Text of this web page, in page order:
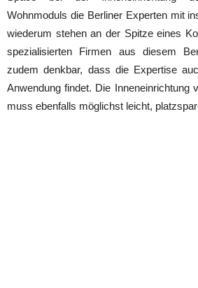
Wohnmoduls die Berliner Experten mit
wiederum stehen an der Spitze eines
spezialisierten Firmen aus diesem
zudem denkbar, dass die Expertise
Anwendung findet. Die Inneneinrichtung
muss ebenfalls möglichst leicht,